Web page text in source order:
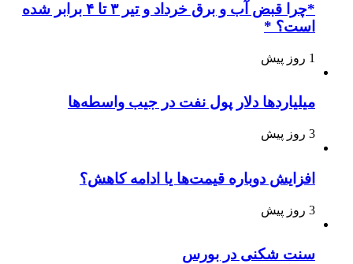
*چرا قبض آب و برق خرداد و تیر ۳ تا ۴ برابر شده
است؟ *
1 روز پیش
میلیاردها دلار پول نفت در جیب واسطه‌ها
3 روز پیش
افزایش دوباره قیمت‌ها یا ادامه کاهش؟
3 روز پیش
سنت شکنی در بورس